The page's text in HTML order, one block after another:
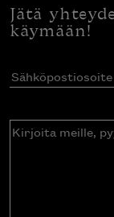
Jätä
käymään!
Sähköpostiosoite
Kirjoita